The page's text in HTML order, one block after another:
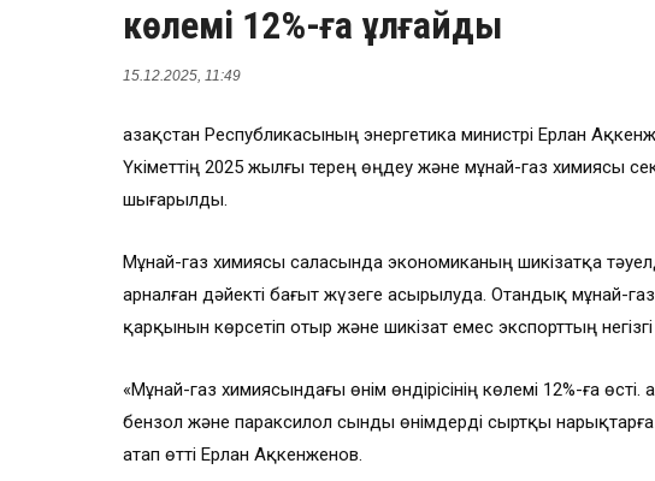
көлемі 12%-ға ұлғайды
15.12.2025, 11:49
Қазақстан Республикасының энергетика министрі Ерлан
Үкіметтің 2025 жылғы терең өңдеу және мұнай-газ
шығарылды.
Мұнай-газ химиясы саласында экономиканың шикізатқа
арналған дәйекті бағыт жүзеге асырылуда. Отандық мұнай-
қарқынын көрсетіп отыр және шикізат емес экспорттың негізгі
«Мұнай-газ химиясындағы өнім өндірісінің көлемі 12%-ға
бензол және параксилол сынды өнімдерді сыртқы
атап өтті Ерлан Ақкенженов.